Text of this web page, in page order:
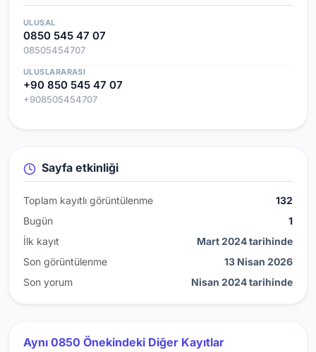
ULUSAL
0850 545 47 07
08505454707
ULUSLARARASI
+90 850 545 47 07
+908505454707
Sayfa etkinliği
Toplam kayıtlı görüntülenme
132
Bugün
1
İlk kayıt
Mart 2024 tarihinde
Son görüntülenme
13 Nisan 2026
Son yorum
Nisan 2024 tarihinde
Aynı 0850 Önekindeki Diğer Kayıtlar